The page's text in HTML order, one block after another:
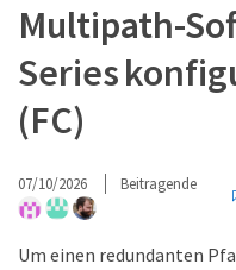
Multipath-
Series
(FC)
07/10/2026 Beitragende
Um einen redundanten